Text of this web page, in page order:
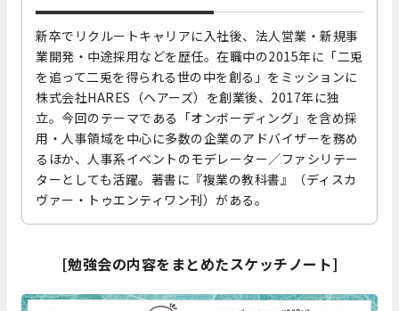
新卒でリクルートキャリアに入社後、法人営業・新規事
業開発・中途採用などを歴任。在職中の2015年に「二兎
を追って二兎を得られる世の中を創る」をミッションに
株式会社HARES（ヘアーズ）を創業後、2017年に独
立。今回のテーマである「オンボーディング」を含め採
用・人事領域を中心に多数の企業のアドバイザーを務め
るほか、人事系イベントのモデレーター／ファシリテー
ターとしても活躍。著書に『複業の教科書』（ディスカ
ヴァー・トゥエンティワン刊）がある。
[勉強会の内容をまとめたスケッチノート]